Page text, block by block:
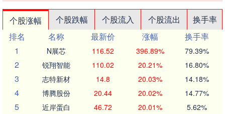
个股涨幅 个股跌幅 个股流入 个股流出
换手率
排名
名称 最新价 涨幅
换手率
1
N展芯 116.52 396.89% 79.39%
2 锐翔智能 110.02 20.21% 16.80%
3 志特新材 14.8 20.03% 14.18%
4 博腾股份 20.44 20.02% 14.77%
5 近岸蛋白 46.72 20.01% 5.62%